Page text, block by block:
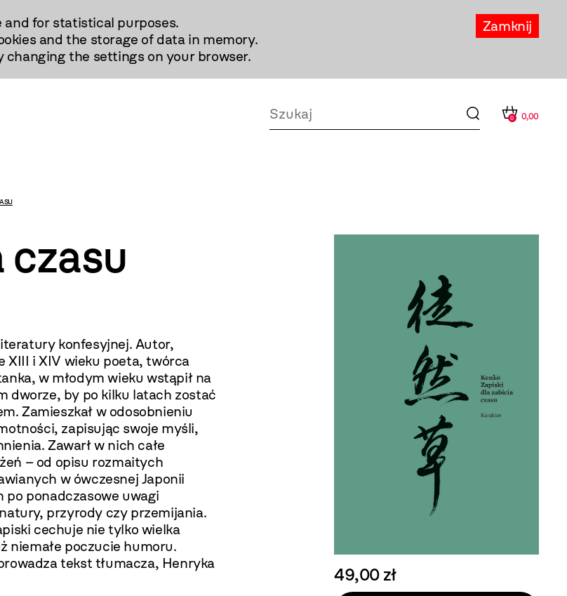
Zamknij
and for statistical purposes.
and the storage of data in memory.
changing the settings on your browser.
0 0,00
czasu
konfesyjnej. Autor,
XIII i XIV wieku poeta, twórca
w młodym wieku wstąpił na
dworze, by po kilku latach zostać
Zamieszkał w odosobnieniu
zapisując swoje myśli,
Zawarł w nich całe
– od opisu rozmaitych
w ówczesnej Japonii
ponadczasowe uwagi
przyrody czy przemijania.
cechuje nie tylko wielka
niemałe poczucie humoru.
tekst tłumacza, Henryka
49,00 zł